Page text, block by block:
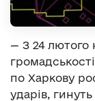
— З 24 лютого
по Харкову
ударів,